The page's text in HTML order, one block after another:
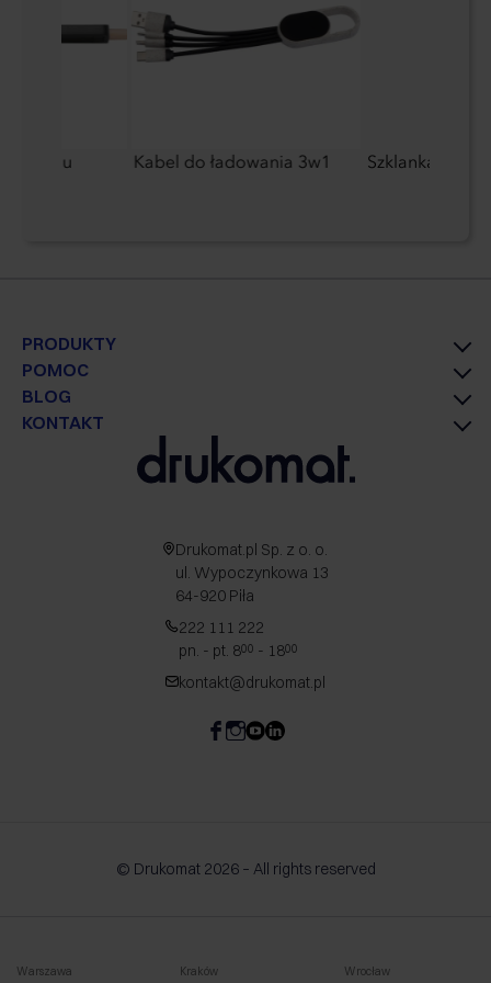
Kabel do ładowania 3w1 Szklanka 300
PRODUKTY
POMOC
BLOG
KONTAKT
Drukomat.pl Sp. z o. o.
ul. Wypoczynkowa 13
64-920 Piła
222 111 222
pn. - pt. 800 - 1800
kontakt@drukomat.pl
© Drukomat 2026 – All rights reserved
Warszawa Kraków Wrocław